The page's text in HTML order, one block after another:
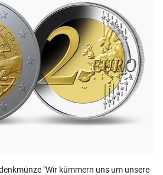
"Wir kümmern uns um unsere